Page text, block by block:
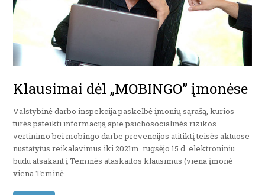
Klausimai dėl „MOBINGO” įmonėse
Valstybinė darbo inspekcija paskelbė įmonių sąrašą, kurios
turės pateikti informaciją apie psichosocialinės rizikos
vertinimo bei mobingo darbe prevencijos atitiktį teisės aktuose
nustatytus reikalavimus iki 2021m. rugsėjo 15 d. elektroniniu
būdu atsakant į Teminės ataskaitos klausimus (viena įmonė –
viena Teminė…